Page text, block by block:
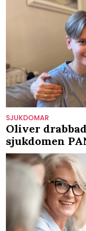
SJUKDOMAR
Oliver
sjukdomen